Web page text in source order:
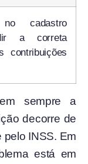
no cadastro
a correta
contribuições
sempre a
decorre de
pelo INSS. Em
está em